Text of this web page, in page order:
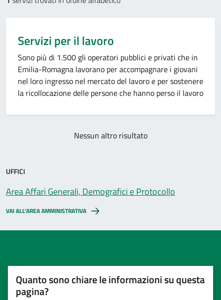
Servizi per il lavoro
Sono più di 1.500 gli operatori pubblici e privati che in
Emilia-Romagna lavorano per accompagnare i giovani
nel loro ingresso nel mercato del lavoro e per sostenere
la ricollocazione delle persone che hanno perso il lavoro
Nessun altro risultato
UFFICI
Area Affari Generali, Demografici e Protocollo
VAI ALL’AREA AMMINISTRATIVA
Quanto sono chiare le informazioni su questa
pagina?